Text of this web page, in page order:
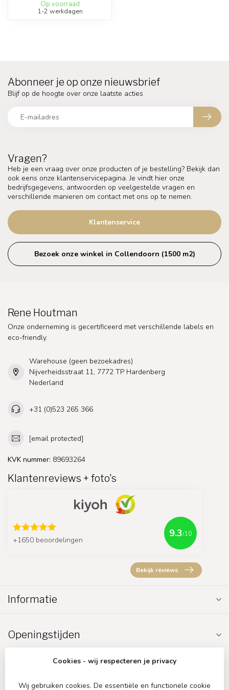
Op voorraad
1-2 werkdagen
Vragen?
Heb je een vraag over onze producten of je bestelling? Bekijk dan
ook eens onze klantenservicepagina. Je vindt hier onze
bedrijfsgegevens, antwoorden op veelgestelde vragen en
verschillende manieren om contact met ons op te nemen.
Klantenservice
Bezoek onze winkel in Collendoorn (1500 m2)
Abonneer je op onze nieuwsbrief
Blijf op de hoogte over onze laatste acties
Rene Houtman
Onze onderneming is gecertificeerd met verschillende labels en
eco-friendly.
Warehouse (geen bezoekadres)
Nijverheidsstraat 11, 7772 TP Hardenberg
Nederland
+31 (0)523 265 366
[email protected]
KVK nummer: 89693264
Klantenreviews + foto's
+1650 beoordelingen
9.3/10
Bekijk reviews
Informatie
Openingstijden
Cookies - wij respecteren je privacy
Wij gebruiken cookies. De essentiële en functionele cookie